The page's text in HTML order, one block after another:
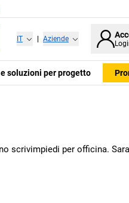
IT Aziende
soluzioni per progetto
scrivimpiedi per officina.